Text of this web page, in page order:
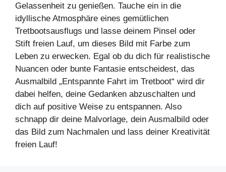
Gelassenheit zu genießen. Tauche ein in die
idyllische Atmosphäre eines gemütlichen
Tretbootsausflugs und lasse deinem Pinsel oder
Stift freien Lauf, um dieses Bild mit Farbe zum
Leben zu erwecken. Egal ob du dich für realistische
Nuancen oder bunte Fantasie entscheidest, das
Ausmalbild „Entspannte Fahrt im Tretboot“ wird dir
dabei helfen, deine Gedanken abzuschalten und
dich auf positive Weise zu entspannen. Also
schnapp dir deine Malvorlage, dein Ausmalbild oder
das Bild zum Nachmalen und lass deiner Kreativität
freien Lauf!